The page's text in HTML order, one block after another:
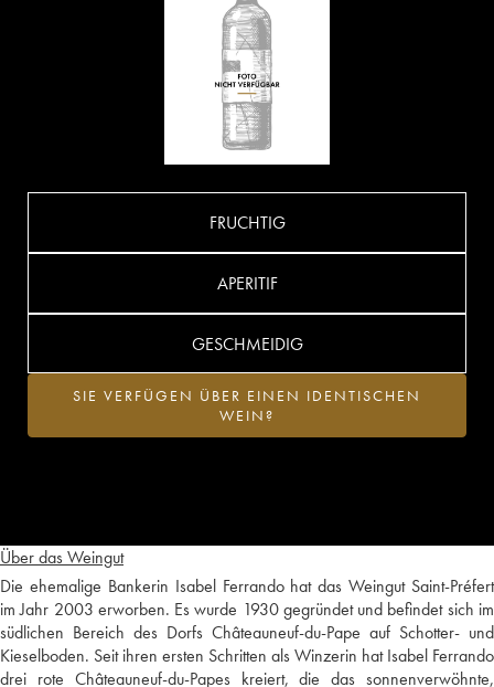
Über das Weingut
Die ehemalige Bankerin Isabel Ferrando hat das Weingut Saint-Préfert
im Jahr 2003 erworben. Es wurde 1930 gegründet und befindet sich im
südlichen Bereich des Dorfs Châteauneuf-du-Pape auf Schotter- und
Kieselboden. Seit ihren ersten Schritten als Winzerin hat Isabel Ferrando
drei rote Châteauneuf-du-Papes kreiert, die das sonnenverwöhnte,
FRUCHTIG
APERITIF
GESCHMEIDIG
SIE VERFÜGEN ÜBER EINEN IDENTISCHEN
WEIN?